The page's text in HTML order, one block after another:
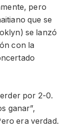
pero
que se
se lanzó
con la
por 2-0.
ganar”,
era verdad.